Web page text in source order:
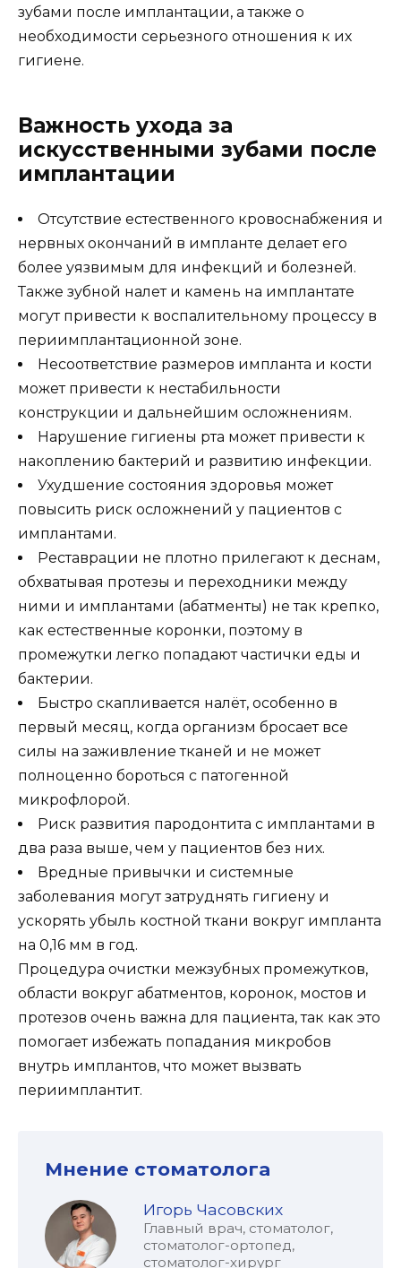
зубами после имплантации, а также о
необходимости серьезного отношения к их
гигиене.
Важность ухода за
искусственными зубами после
имплантации
Отсутствие естественного кровоснабжения и
нервных окончаний в импланте делает его
более уязвимым для инфекций и болезней.
Также зубной налет и камень на имплантате
могут привести к воспалительному процессу в
периимплантационной зоне.
Несоответствие размеров импланта и кости
может привести к нестабильности
конструкции и дальнейшим осложнениям.
Нарушение гигиены рта может привести к
накоплению бактерий и развитию инфекции.
Ухудшение состояния здоровья может
повысить риск осложнений у пациентов с
имплантами.
Реставрации не плотно прилегают к деснам,
обхватывая протезы и переходники между
ними и имплантами (абатменты) не так крепко,
как естественные коронки, поэтому в
промежутки легко попадают частички еды и
бактерии.
Быстро скапливается налёт, особенно в
первый месяц, когда организм бросает все
силы на заживление тканей и не может
полноценно бороться с патогенной
микрофлорой.
Риск развития пародонтита с имплантами в
два раза выше, чем у пациентов без них.
Вредные привычки и системные
заболевания могут затруднять гигиену и
ускорять убыль костной ткани вокруг импланта
на 0,16 мм в год.
Процедура очистки межзубных промежутков,
области вокруг абатментов, коронок, мостов и
протезов очень важна для пациента, так как это
помогает избежать попадания микробов
внутрь имплантов, что может вызвать
периимплантит.
Мнение стоматолога
Игорь Часовских
Главный врач, стоматолог,
стоматолог-ортопед,
стоматолог-хирург